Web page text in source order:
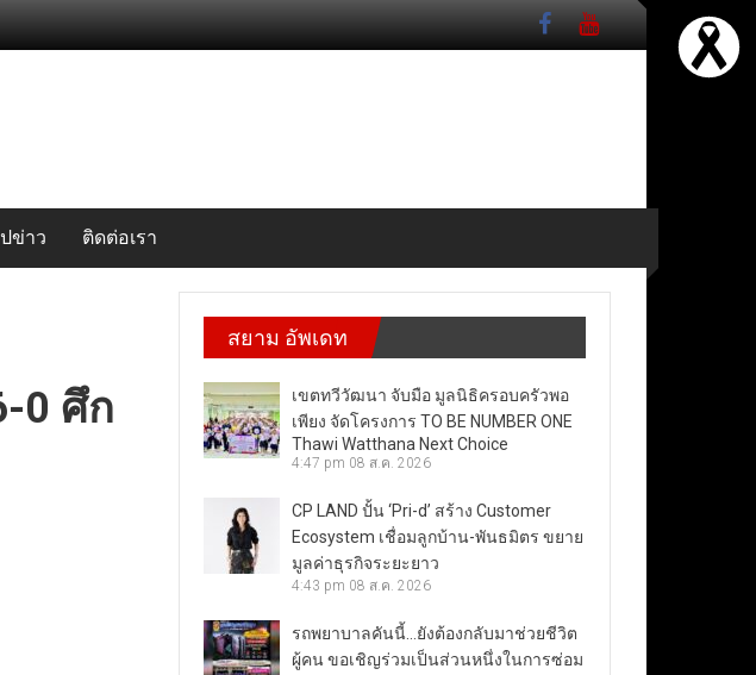
ข่าว ติดต่อเรา
0 ศึก
สยาม อัพเดท
เขตทวีวัฒนา จับมือ มูลนิธิครอบครัวพอ
เพียง จัดโครงการ TO BE NUMBER ONE
Thawi Watthana Next Choice
4:47 pm 08 ส.ค. 2026
CP LAND ปั้น ‘Pri-d’ สร้าง Customer
Ecosystem เชื่อมลูกบ้าน-พันธมิตร ขยาย
มูลค่าธุรกิจระยะยาว
4:43 pm 08 ส.ค. 2026
รถพยาบาลคันนี้…ยังต้องกลับมาช่วยชีวิต
ผู้คน ขอเชิญร่วมเป็นส่วนหนึ่งในการซ่อม